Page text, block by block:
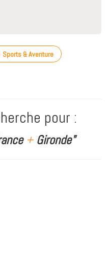
Sports & Aventure
pour :
+Gironde"